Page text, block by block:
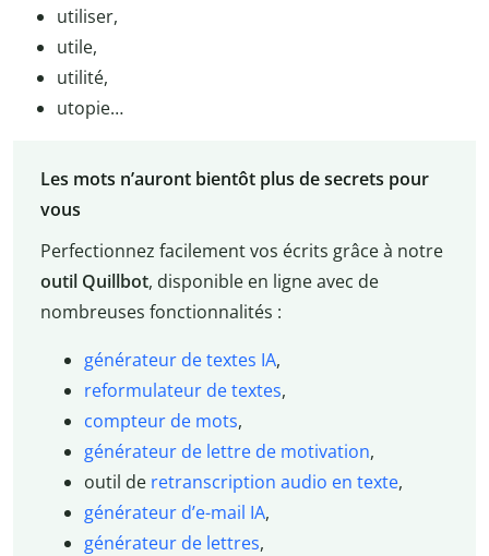
utiliser,
utile,
utilité,
utopie…
Les mots n’auront bientôt plus de secrets pour
vous
Perfectionnez facilement vos écrits grâce à notre
outil Quillbot, disponible en ligne avec de
nombreuses fonctionnalités :
générateur de textes IA,
reformulateur de textes,
compteur de mots,
générateur de lettre de motivation,
outil de retranscription audio en texte,
générateur d’e-mail IA,
générateur de lettres,